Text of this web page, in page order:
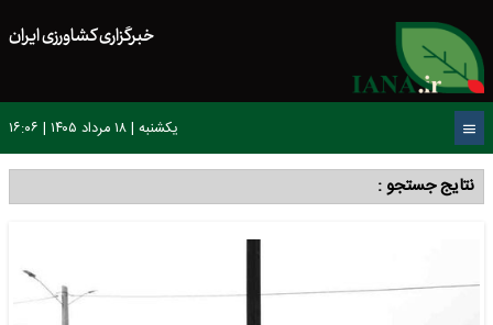
خبرگزاری کشاورزی ایران
یکشنبه | ۱۸ مرداد ۱۴۰۵ | ۱۶:۰۶
نتایج جستجو :